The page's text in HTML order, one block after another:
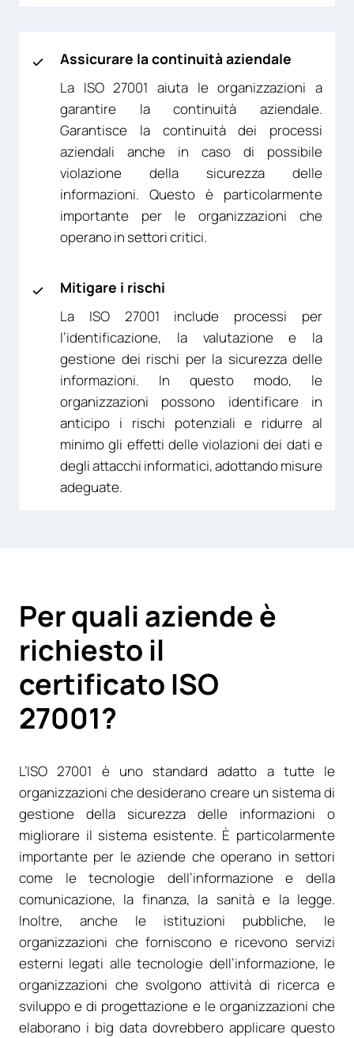
Assicurare la continuità aziendale
La ISO 27001 aiuta le organizzazioni a
garantire la continuità aziendale.
Garantisce la continuità dei processi
aziendali anche in caso di possibile
violazione della sicurezza delle
informazioni. Questo è particolarmente
importante per le organizzazioni che
operano in settori critici.
Mitigare i rischi
La ISO 27001 include processi per
l’identificazione, la valutazione e la
gestione dei rischi per la sicurezza delle
informazioni. In questo modo, le
organizzazioni possono identificare in
anticipo i rischi potenziali e ridurre al
minimo gli effetti delle violazioni dei dati e
degli attacchi informatici, adottando misure
adeguate.
Per quali aziende è
richiesto il
certificato ISO
27001?
L’ISO 27001 è uno standard adatto a tutte le
organizzazioni che desiderano creare un sistema di
gestione della sicurezza delle informazioni o
migliorare il sistema esistente. È particolarmente
importante per le aziende che operano in settori
come le tecnologie dell’informazione e della
comunicazione, la finanza, la sanità e la legge.
Inoltre, anche le istituzioni pubbliche, le
organizzazioni che forniscono e ricevono servizi
esterni legati alle tecnologie dell’informazione, le
organizzazioni che svolgono attività di ricerca e
sviluppo e di progettazione e le organizzazioni che
elaborano i big data dovrebbero applicare questo